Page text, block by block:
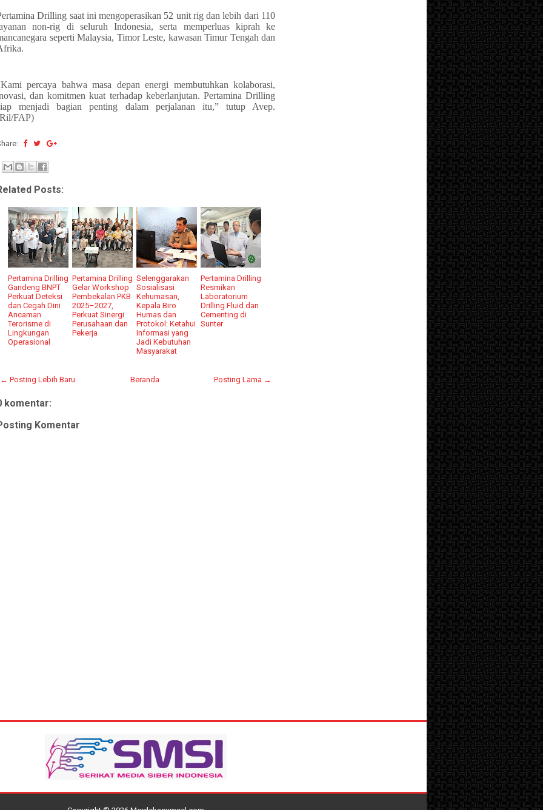
Drilling saat ini mengoperasikan 52 unit rig dan lebih dari 110
non-rig di seluruh Indonesia, serta memperluas kiprah ke
seperti Malaysia, Timor Leste, kawasan Timur Tengah dan
percaya bahwa masa depan energi membutuhkan kolaborasi,
dan komitmen kuat terhadap keberlanjutan. Pertamina Drilling
menjadi bagian penting dalam perjalanan itu,” tutup Avep.
FAP)
Posts:
Pertamina Drilling
Gandeng BNPT
Perkuat Deteksi
dan Cegah Dini
Ancaman
Terorisme di
Lingkungan
Operasional
Pertamina Drilling
Gelar Workshop
Pembekalan PKB
2025–2027,
Perkuat Sinergi
Perusahaan dan
Pekerja
Selenggarakan
Sosialisasi
Kehumasan,
Kepala Biro
Humas dan
Protokol: Ketahui
Informasi yang
Jadi Kebutuhan
Masyarakat
Pertamina Drilling
Resmikan
Laboratorium
Drilling Fluid dan
Cementing di
Sunter
← Posting Lebih Baru Posting Lama →
Beranda
komentar:
Komentar